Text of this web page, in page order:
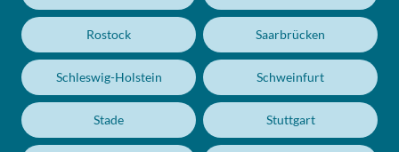
Rostock Saarbrücken
Schleswig-Holstein Schweinfurt
Stade Stuttgart